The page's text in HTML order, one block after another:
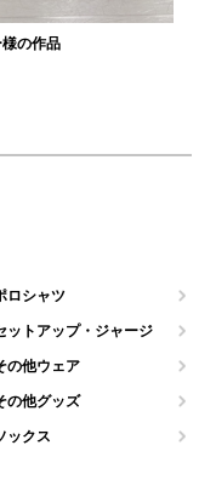
の作品
ロシャツ
ットアップ・ジャージ
の他ウェア
の他グッズ
ックス